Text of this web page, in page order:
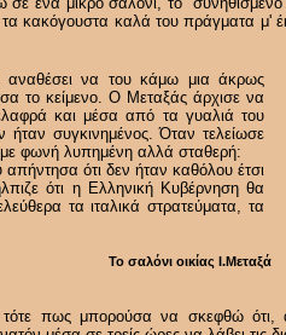
πως μπορούσα να σκεφθώ ότι,
κακόγουστα καλά του πράγματα μ'
αναθέσει να του κάμω μια άκρως
το κείμενο. Ο Μεταξάς άρχισε να
και μέσα από τα γυαλιά του
συγκινημένος. Όταν τελείωσε
φωνή λυπημένη αλλά σταθερή:
ότι δεν ήταν καθόλου έτσι
ότι η Ελληνική Κυβέρνηση θα
τα ιταλικά στρατεύματα, τα
Το σαλόνι οικίας Ι.Μεταξά